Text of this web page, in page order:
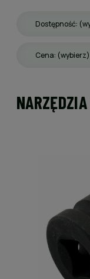
Dostępność:
Cena: (wybierz)
NARZĘDZIA